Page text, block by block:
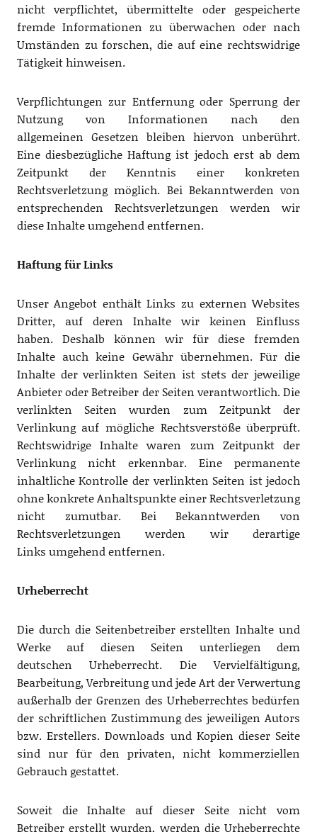
nicht verpflichtet, übermittelte oder gespeicherte
fremde Informationen zu überwachen oder nach
Umständen zu forschen, die auf eine rechtswidrige
Tätigkeit hinweisen.
Verpflichtungen zur Entfernung oder Sperrung der
Nutzung von Informationen nach den
allgemeinen Gesetzen bleiben hiervon unberührt.
Eine diesbezügliche Haftung ist jedoch erst ab dem
Zeitpunkt der Kenntnis einer konkreten
Rechtsverletzung möglich. Bei Bekanntwerden von
entsprechenden Rechtsverletzungen werden wir
diese Inhalte umgehend entfernen.
Haftung für Links
Unser Angebot enthält Links zu externen Websites
Dritter, auf deren Inhalte wir keinen Einfluss
haben. Deshalb können wir für diese fremden
Inhalte auch keine Gewähr übernehmen. Für die
Inhalte der verlinkten Seiten ist stets der jeweilige
Anbieter oder Betreiber der Seiten verantwortlich. Die
verlinkten Seiten wurden zum Zeitpunkt der
Verlinkung auf mögliche Rechtsverstöße überprüft.
Rechtswidrige Inhalte waren zum Zeitpunkt der
Verlinkung nicht erkennbar. Eine permanente
inhaltliche Kontrolle der verlinkten Seiten ist jedoch
ohne konkrete Anhaltspunkte einer Rechtsverletzung
nicht zumutbar. Bei Bekanntwerden von
Rechtsverletzungen werden wir derartige
Links umgehend entfernen.
Urheberrecht
Die durch die Seitenbetreiber erstellten Inhalte und
Werke auf diesen Seiten unterliegen dem
deutschen Urheberrecht. Die Vervielfältigung,
Bearbeitung, Verbreitung und jede Art der Verwertung
außerhalb der Grenzen des Urheberrechtes bedürfen
der schriftlichen Zustimmung des jeweiligen Autors
bzw. Erstellers. Downloads und Kopien dieser Seite
sind nur für den privaten, nicht kommerziellen
Gebrauch gestattet.
Soweit die Inhalte auf dieser Seite nicht vom
Betreiber erstellt wurden, werden die Urheberrechte